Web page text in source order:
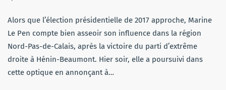
Alors que l’élection présidentielle de 2017 approche, Marine
Le Pen compte bien asseoir son influence dans la région
Nord-Pas-de-Calais, après la victoire du parti d’extrême
droite à Hénin-Beaumont. Hier soir, elle a poursuivi dans
cette optique en annonçant à…